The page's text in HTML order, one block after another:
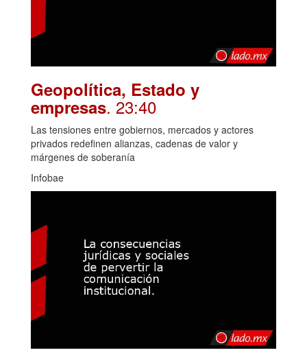
Geopolítica, Estado y
empresas. 23:40
Las tensiones entre gobiernos, mercados y actores
privados redefinen alianzas, cadenas de valor y
márgenes de soberanía
Infobae